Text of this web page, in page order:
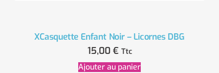
XCasquette Enfant Noir – Licornes DBG
15,00 € Ttc
Ajouter au panier